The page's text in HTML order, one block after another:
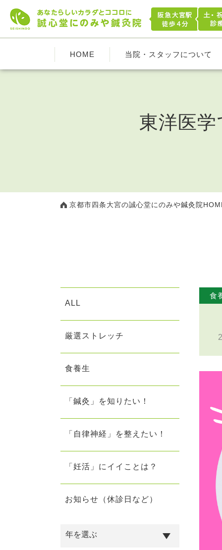
HOME 当院・スタッフについて
東洋医学
京都市四条大宮の誠心堂にのみや鍼灸院
食
ALL
厳選ストレッチ
食養生
「鍼灸」を知りたい！
「自律神経」を整えたい！
「妊活」にイイことは？
お知らせ（休診日など）